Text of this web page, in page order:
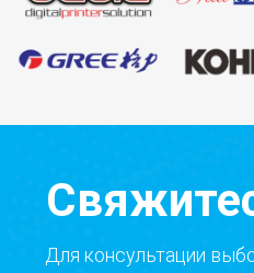
Для консультации